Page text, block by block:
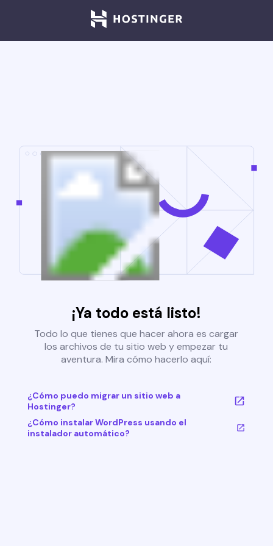
¡Ya todo está listo!
Todo lo que tienes que hacer ahora es cargar
los archivos de tu sitio web y empezar tu
aventura. Mira cómo hacerlo aquí:
¿Cómo puedo migrar un sitio web a
Hostinger?
¿Cómo instalar WordPress usando el
instalador automático?